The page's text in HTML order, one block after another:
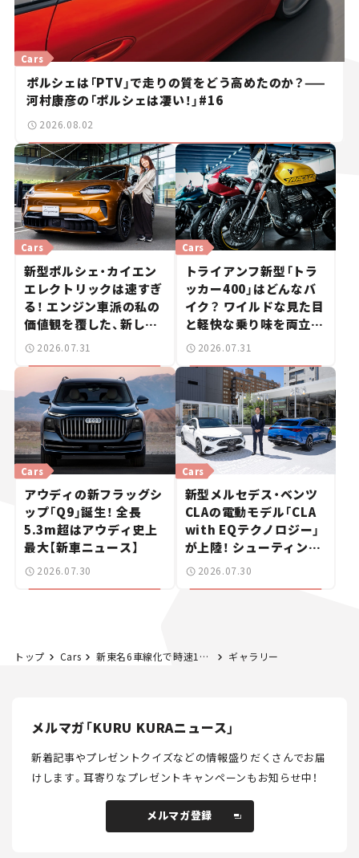
ポルシェは「PTV」で走りの質をどう高めたのか？——
河村康彦の「ポルシェは凄い！」#16
Cars
2026.08.02
新型ポルシェ・カイエン
エレクトリックは速すぎ
る！ エンジン車派の私の
価値観を覆した、新しい
ポルシェの走り。
Cars
2026.07.31
トライアンフ新型「トラ
ッカー400」はどんなバ
イク？ ワイルドな見た目
と軽快な乗り味を両立し
た400ccフラットトラッ
カー【試乗レビュー】
Cars
2026.07.31
アウディの新フラッグシ
ップ「Q9」誕生！ 全長
5.3m超はアウディ史上
最大【新車ニュース】
Cars
2026.07.30
新型メルセデス・ベンツ
CLAの電動モデル「CLA
with EQテクノロジー」
が上陸！ シューティング
ブレークも発売【新車ニ
Cars
2026.07.30
トップ Cars 新東名6車線化で時速120kmに。御殿場JCT～浜松いなさJCTが全線開通。 ギャラリー
メルマガ「KURU KURAニュース」
新着記事やプレゼントクイズなどの情報盛りだくさんでお届
けします。耳寄りなプレゼントキャンペーンもお知らせ中！
メルマガ登録